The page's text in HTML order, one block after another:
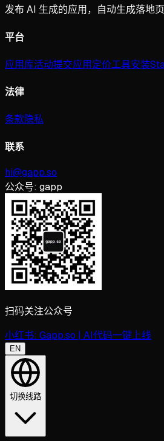
发布 AI 生成的应用，自动生成落地页
平台
应用库活动提交应用定价工具安装
法律
条款隐私
联系
hi@gapp.so
公众号: gapp
扫码关注公众号
小红书: Gapp.so | AI代码一键上线
EN
切换线路